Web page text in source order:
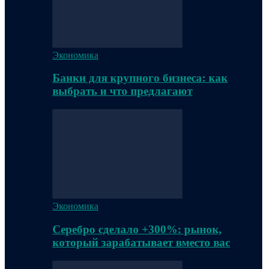
Экономика
Банки для крупного бизнеса: как
выбрать и что предлагают
Экономика
Серебро сделало +300%: рынок,
который зарабатывает вместо вас